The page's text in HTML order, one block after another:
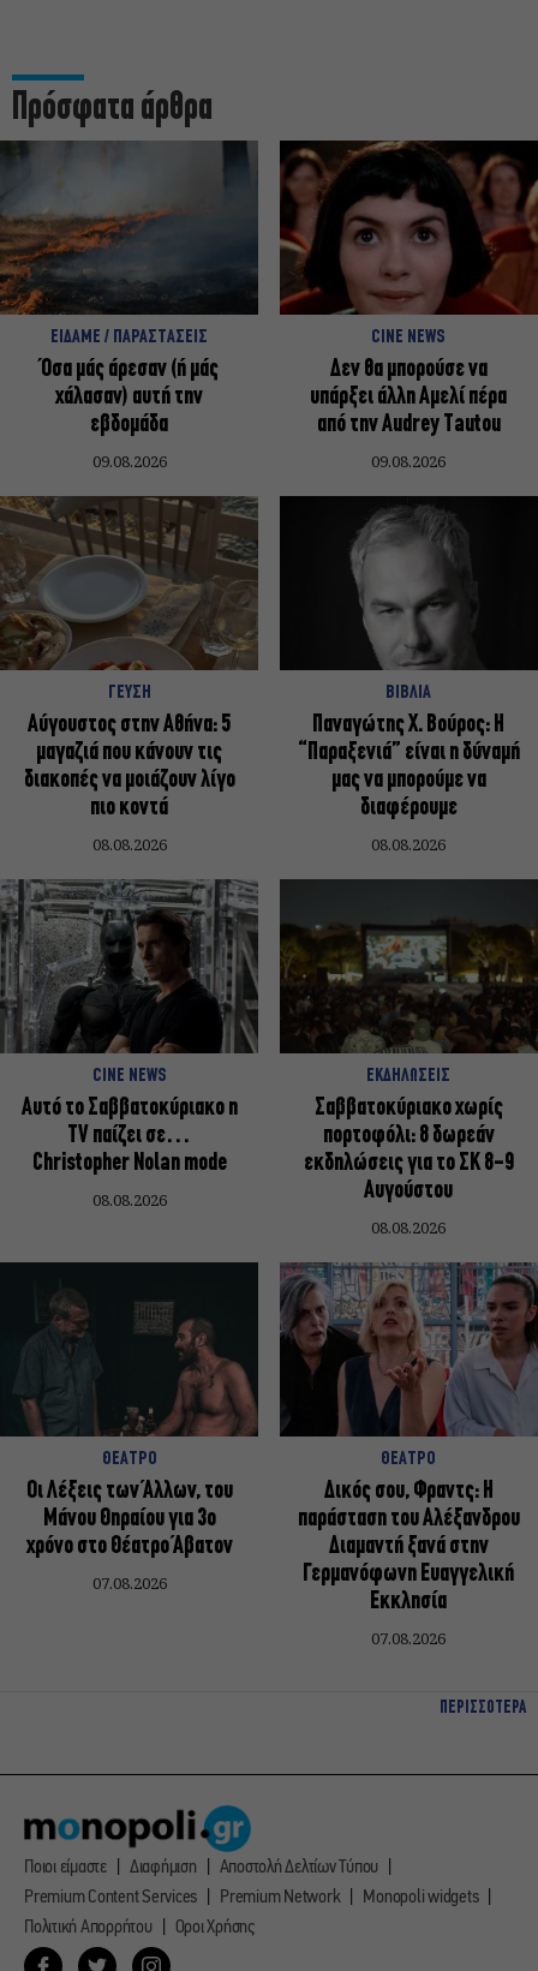
Πρόσφατα άρθρα
ΕΙΔΑΜΕ / ΠΑΡΑΣΤΑΣΕΙΣ
Όσα μάς άρεσαν (ή μάς
χάλασαν) αυτή την
εβδομάδα
09.08.2026
CINE NEWS
Δεν θα μπορούσε να
υπάρξει άλλη Αμελί πέρα
από την Audrey Tautou
09.08.2026
ΓΕΥΣΗ
Αύγουστος στην Αθήνα: 5
μαγαζιά που κάνουν τις
διακοπές να μοιάζουν λίγο
πιο κοντά
08.08.2026
ΒΙΒΛΙΑ
Παναγώτης Χ. Βούρος: Η
“Παραξενιά” είναι η δύναμή
μας να μπορούμε να
διαφέρουμε
08.08.2026
CINE NEWS
Αυτό το Σαββατοκύριακο η
TV παίζει σε…
Christopher Nolan mode
08.08.2026
ΕΚΔΗΛΩΣΕΙΣ
Σαββατοκύριακο χωρίς
πορτοφόλι: 8 δωρεάν
εκδηλώσεις για το ΣΚ 8-9
Αυγούστου
08.08.2026
ΘΕΑΤΡΟ
Οι Λέξεις των Άλλων, του
Μάνου Θηραίου για 3ο
χρόνο στο Θέατρο Άβατον
07.08.2026
ΘΕΑΤΡΟ
Δικός σου, Φραντς: Η
παράσταση του Αλέξανδρου
Διαμαντή ξανά στην
Γερμανόφωνη Ευαγγελική
Εκκλησία
07.08.2026
ΠΕΡΙΣΣΟΤΕΡΑ
Ποιοι είμαστε Διαφήμιση
Αποστολή Δελτίων Τύπου
Premium Content Services
Premium Network
Monopoli widgets
Πολιτική Απορρήτου
Οροι Χρήσης